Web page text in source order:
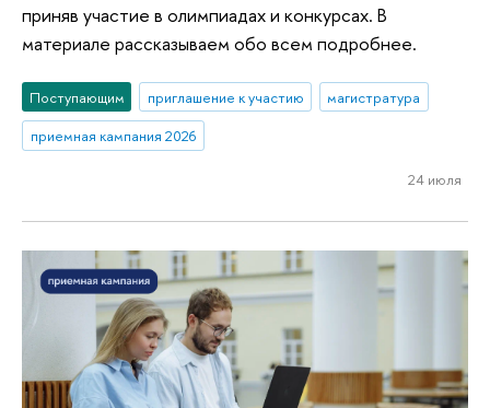
приняв участие в олимпиадах и конкурсах. В
материале рассказываем обо всем подробнее.
Поступающим приглашение к участию
магистратура
приемная кампания 2026
24 июля